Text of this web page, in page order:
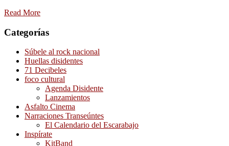
Read More
Categorías
Súbele al rock nacional
Huellas disidentes
71 Decibeles
foco cultural
Agenda Disidente
Lanzamientos
Asfalto Cinema
Narraciones Transeúntes
El Calendario del Escarabajo
Inspírate
KitBand